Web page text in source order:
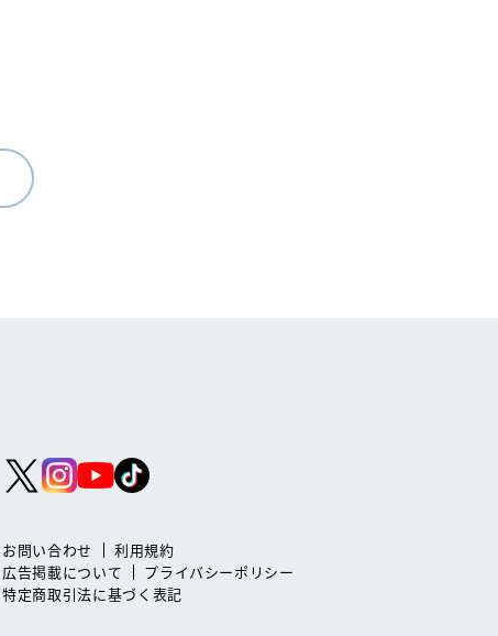
お問い合わせ
利用規約
広告掲載について
プライバシーポリシー
特定商取引法に基づく表記